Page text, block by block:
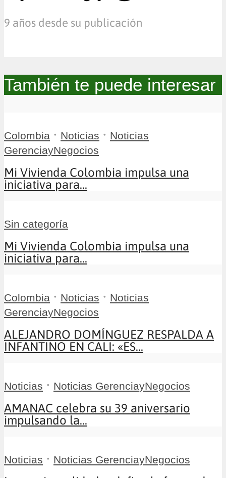
9 años desde su publicación
También te puede interesar
Colombia • Noticias • Noticias
GerenciayNegocios
Mi Vivienda Colombia impulsa una
iniciativa para...
Sin categoría
Mi Vivienda Colombia impulsa una
iniciativa para...
Colombia • Noticias • Noticias
GerenciayNegocios
ALEJANDRO DOMÍNGUEZ RESPALDA A
INFANTINO EN CALI: «ES...
Noticias • Noticias GerenciayNegocios
AMANAC celebra su 39 aniversario
impulsando la...
Noticias • Noticias GerenciayNegocios